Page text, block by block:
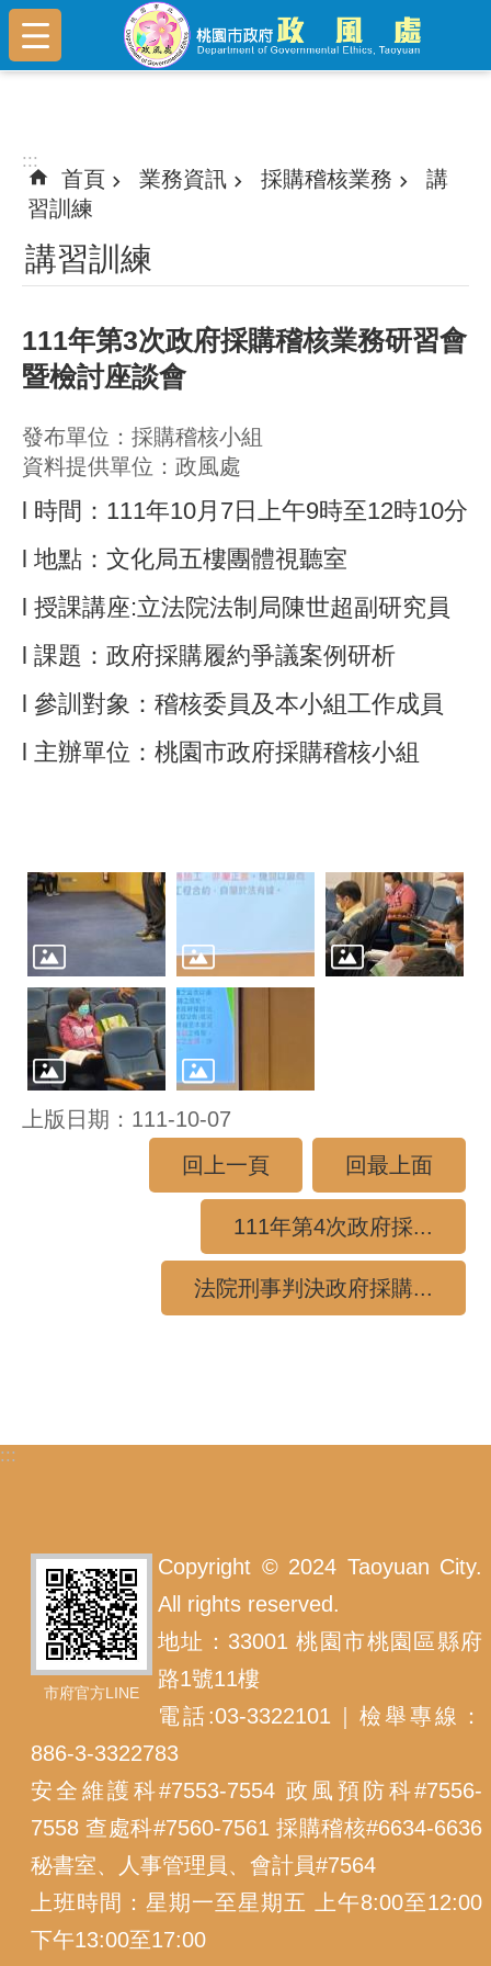
跳到主要內容區塊
:::
:::
首頁 業務資訊 採購稽核業務
講
習訓練
講習訓練
111年第3次政府採購稽核業務研習會
暨檢討座談會
發布單位：採購稽核小組
資料提供單位：政風處
l 時間：111年10月7日上午9時至12時10分
l 地點：文化局五樓團體視聽室
l 授課講座:立法院法制局陳世超副研究員
l 課題：政府採購履約爭議案例研析
l 參訓對象：稽核委員及本小組工作成員
l 主辦單位：桃園市政府採購稽核小組
上版日期：111-10-07
回上一頁
回最上面
111年第4次政府採...
法院刑事判決政府採購...
:::
市府官方LINE
Copyright © 2024 Taoyuan City.
All rights reserved.
地址：33001 桃園市桃園區縣府
路1號11樓
電話:03-3322101｜檢舉專線：
886-3-3322783
安全維護科#7553-7554 政風預防科#7556-
7558 查處科#7560-7561 採購稽核#6634-6636
秘書室、人事管理員、會計員#7564
上班時間：星期一至星期五 上午8:00至12:00
下午13:00至17:00